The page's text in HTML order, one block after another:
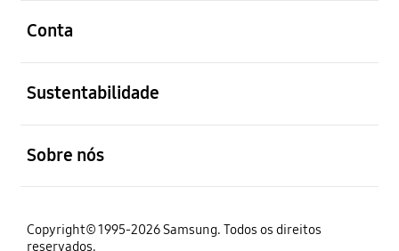
Conta
Sustentabilidade
Sobre nós
Copyright© 1995-2026 Samsung. Todos os direitos
reservados.